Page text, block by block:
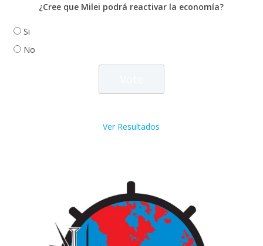
¿Cree que Milei podrá reactivar la economía?
Si
No
Ver Resultados